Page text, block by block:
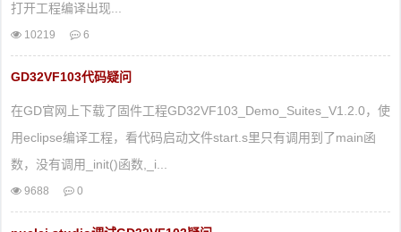
打开工程编译出现...
10219 6
GD32VF103代码疑问
在GD官网上下载了固件工程GD32VF103_Demo_Suites_V1.2.0，使
用eclipse编译工程，看代码启动文件start.s里只有调用到了main函
数，没有调用_init()函数,_i...
9688 0